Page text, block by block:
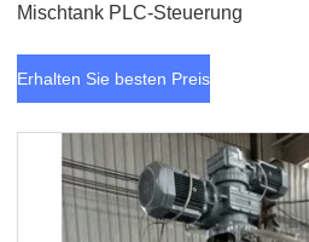
Mischtank PLC-Steuerung
Erhalten Sie besten Preis